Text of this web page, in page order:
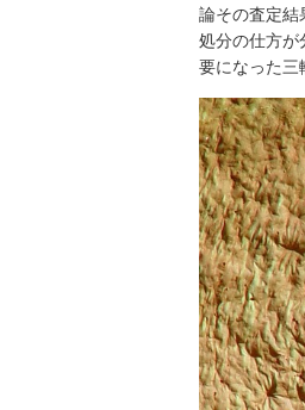
論その査定結
処分の仕方が
要になった三